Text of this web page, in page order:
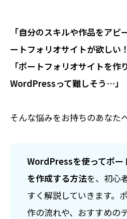
「自分のスキルや作品をア
ートフォリオサイトが欲しい！
「ポートフォリオサイトを作
WordPressって難しそう…」
そんな悩みをお持ちのあなた
WordPressを使ってポー
を作成する方法を、初心
すく解説していきます。
作の流れや、おすすめの